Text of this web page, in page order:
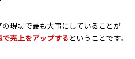
現場で最も大事にしていることが
で売上をアップする ということです。